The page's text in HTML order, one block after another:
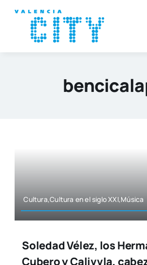
contenido
Cultura,Cultura en el siglo XXI,Música
Soledad Vélez, los
Cubero y Calivvla,